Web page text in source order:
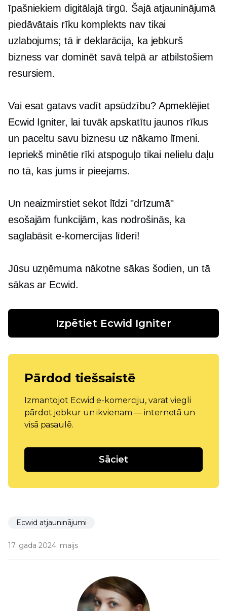
īpašniekiem digitālajā tirgū. Šajā atjauninājumā
piedāvātais rīku komplekts nav tikai
uzlabojums; tā ir deklarācija, ka jebkurš
bizness var dominēt savā telpā ar atbilstošiem
resursiem.
Vai esat gatavs vadīt apsūdzību? Apmeklējiet
Ecwid Igniter, lai tuvāk apskatītu jaunos rīkus
un paceltu savu biznesu uz nākamo līmeni.
Iepriekš minētie rīki atspoguļo tikai nelielu daļu
no tā, kas jums ir pieejams.
Un neaizmirstiet sekot līdzi "drīzumā"
esošajām funkcijām, kas nodrošinās, ka
saglabāsit e-komercijas līderi!
Jūsu uzņēmuma nākotne sākas šodien, un tā
sākas ar Ecwid.
Izpētiet Ecwid Igniter
Pārdod tiešsaistē
Izmantojot Ecwid e-komerciju, varat viegli
pārdot jebkur un ikvienam — internetā un
visā pasaulē.
Sāciet
Ecwid atjauninājumi
17. gada 2024. maijs